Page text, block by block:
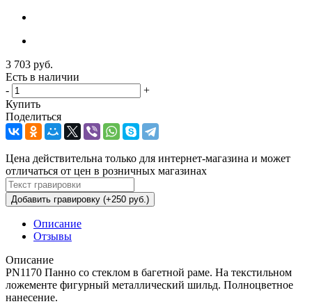
3 703 руб.
Есть в наличии
-
+
Купить
Поделиться
Цена действительна только для интернет-магазина и может
отличаться от цен в розничных магазинах
Добавить гравировку (+250 руб.)
Описание
Отзывы
Описание
PN1170 Панно со стеклом в багетной раме. На текстильном
ложементе фигурный металлический шильд. Полноцветное
нанесение.